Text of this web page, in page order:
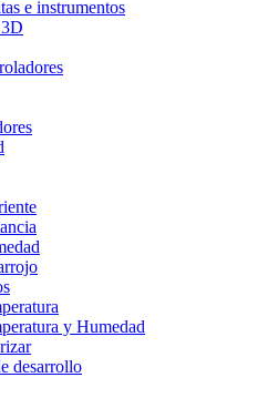
e instrumentos
y Humedad
desarrollo